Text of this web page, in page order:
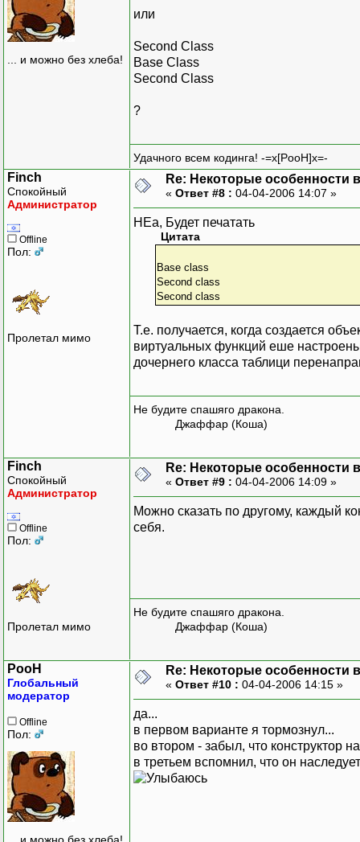
... и можно без хлеба!
или
Second Class
Base Class
Second Class
?
Удачного всем кодинга! -=x[PooH]x=-
Finch
Спокойный
Администратор
Offline
Пол:
Пролетал мимо
Re: Некоторые особенности
« Ответ #8 : 04-04-2006 14:07 »
НЕа, Будет печатать
Цитата
Base class
Second class
Second class
Т.е. получается, когда создается
виртуальных функций еше
дочернего класса таблици
Не будите спашяго дракона.
Джаффар (Коша)
Finch
Спокойный
Администратор
Offline
Пол:
Пролетал мимо
Re: Некоторые особенности
« Ответ #9 : 04-04-2006 14:09 »
Можно сказать по другому, каждый
себя.
Не будите спашяго дракона.
Джаффар (Коша)
PooH
Глобальный
модератор
Offline
Пол:
Re: Некоторые особенности
« Ответ #10 : 04-04-2006 14:15 »
да...
в первом варианте я тормознул...
во втором - забыл, что конструктор
в третьем вспомнил, что он